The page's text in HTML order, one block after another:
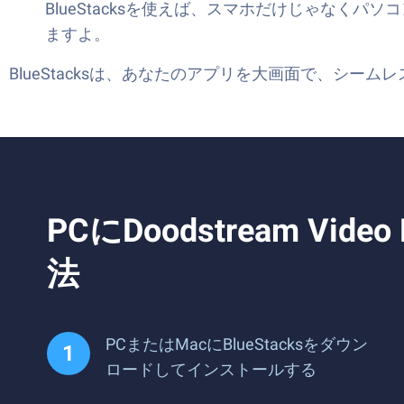
BlueStacksを使えば、スマホだけじゃなくパソ
ますよ。
BlueStacksは、あなたのアプリを大画面で、シーム
PCにDoodstream
法
PCまたはMacにBlueStacksをダウン
ロードしてインストールする